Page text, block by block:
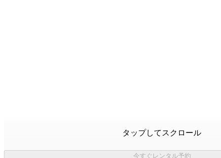
タップしてスクロール
今すぐレンタル予約